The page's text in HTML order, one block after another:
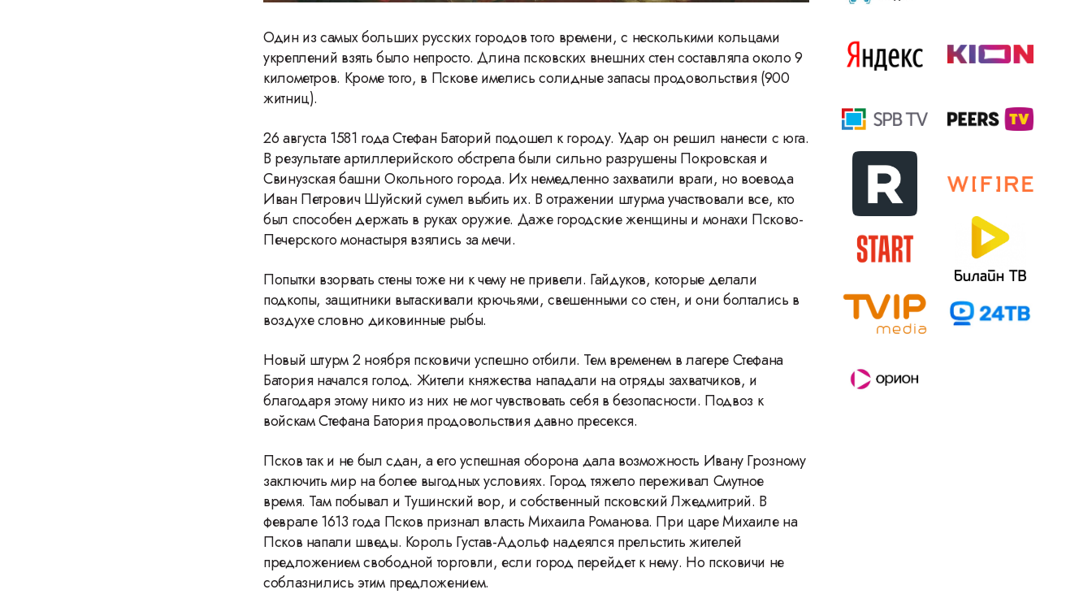
Один из самых больших русских городов того времени, с несколькими кольцами
укреплений взять было непросто. Длина псковских внешних стен составляла около 9
километров. Кроме того, в Пскове имелись солидные запасы продовольствия (900
житниц).
26 августа 1581 года Стефан Баторий подошел к городу. Удар он решил нанести с юга.
В результате артиллерийского обстрела были сильно разрушены Покровская и
Свинузская башни Окольного города. Их немедленно захватили враги, но воевода
Иван Петрович Шуйский сумел выбить их. В отражении штурма участвовали все, кто
был способен держать в руках оружие. Даже городские женщины и монахи Псково-
Печерского монастыря взялись за мечи.
Попытки взорвать стены тоже ни к чему не привели. Гайдуков, которые делали
подкопы, защитники вытаскивали крючьями, свешенными со стен, и они болтались в
воздухе словно диковинные рыбы.
Новый штурм 2 ноября псковичи успешно отбили. Тем временем в лагере Стефана
Батория начался голод. Жители княжества нападали на отряды захватчиков, и
благодаря этому никто из них не мог чувствовать себя в безопасности. Подвоз к
войскам Стефана Батория продовольствия давно пресекся.
Псков так и не был сдан, а его успешная оборона дала возможность Ивану Грозному
заключить мир на более выгодных условиях. Город тяжело переживал Смутное
время. Там побывал и Тушинский вор, и собственный псковский Лжедмитрий. В
феврале 1613 года Псков признал власть Михаила Романова. При царе Михаиле на
Псков напали шведы. Король Густав-Адольф надеялся прельстить жителей
предложением свободной торговли, если город перейдет к нему. Но псковичи не
соблазнились этим предложением.